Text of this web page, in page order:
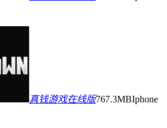
真钱游戏在线版767.3MBIphone